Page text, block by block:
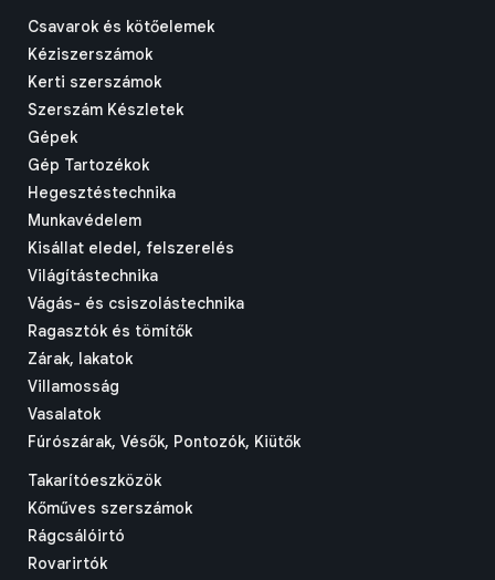
Csavarok és kötőelemek
Kéziszerszámok
Kerti szerszámok
Szerszám Készletek
Gépek
Gép Tartozékok
Hegesztéstechnika
Munkavédelem
Kisállat eledel, felszerelés
Világítástechnika
Vágás- és csiszolástechnika
Ragasztók és tömítők
Zárak, lakatok
Villamosság
Vasalatok
Fúrószárak, Vésők, Pontozók, Kiütők
Takarítóeszközök
Kőműves szerszámok
Rágcsálóirtó
Rovarirtók